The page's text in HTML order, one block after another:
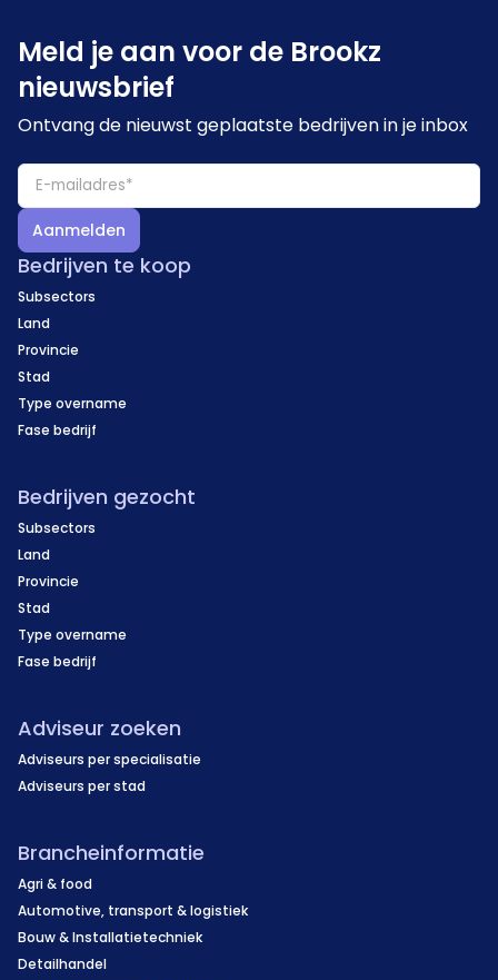
Meld je aan voor de Brookz
nieuwsbrief
Ontvang de nieuwst geplaatste bedrijven in je inbox
Aanmelden
Bedrijven te koop
Subsectors
Land
Provincie
Stad
Type overname
Fase bedrijf
Bedrijven gezocht
Subsectors
Land
Provincie
Stad
Type overname
Fase bedrijf
Adviseur zoeken
Adviseurs per specialisatie
Adviseurs per stad
Brancheinformatie
Agri & food
Automotive, transport & logistiek
Bouw & Installatietechniek
Detailhandel